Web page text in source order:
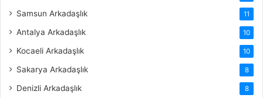
Samsun Arkadaşlık 11
Antalya Arkadaşlık 10
Kocaeli Arkadaşlık 10
Sakarya Arkadaşlık 8
Denizli Arkadaşlık 8